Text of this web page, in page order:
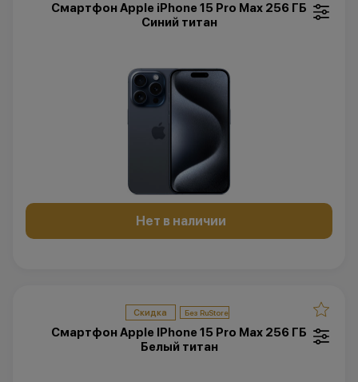
Смартфон Apple iPhone 15 Pro Max 256 ГБ
Синий титан
Нет в наличии
Скидка
Смартфон Apple IPhone 15 Pro Max 256 ГБ
Белый титан